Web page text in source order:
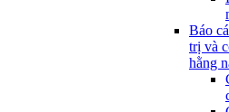
Báo
trị và
hằng